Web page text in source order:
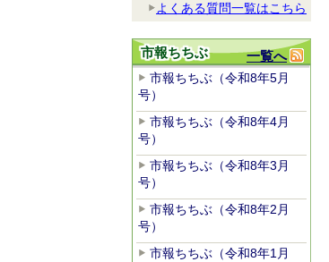
よくある質問一覧はこちら
一覧へ
市報ちちぶ
市報ちちぶ（令和8年5月
号）
市報ちちぶ（令和8年4月
号）
市報ちちぶ（令和8年3月
号）
市報ちちぶ（令和8年2月
号）
市報ちちぶ（令和8年1月